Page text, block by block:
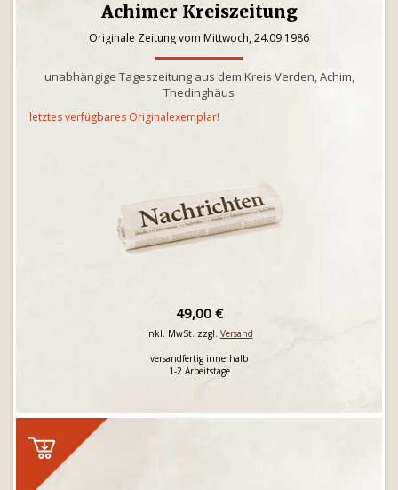
Achimer Kreiszeitung
Originale Zeitung vom Mittwoch, 24.09.1986
unabhängige Tageszeitung aus dem Kreis Verden, Achim,
Thedinghäus
letztes verfügbares Originalexemplar!
49,00 €
inkl. MwSt. zzgl. Versand
versandfertig innerhalb
1-2 Arbeitstage